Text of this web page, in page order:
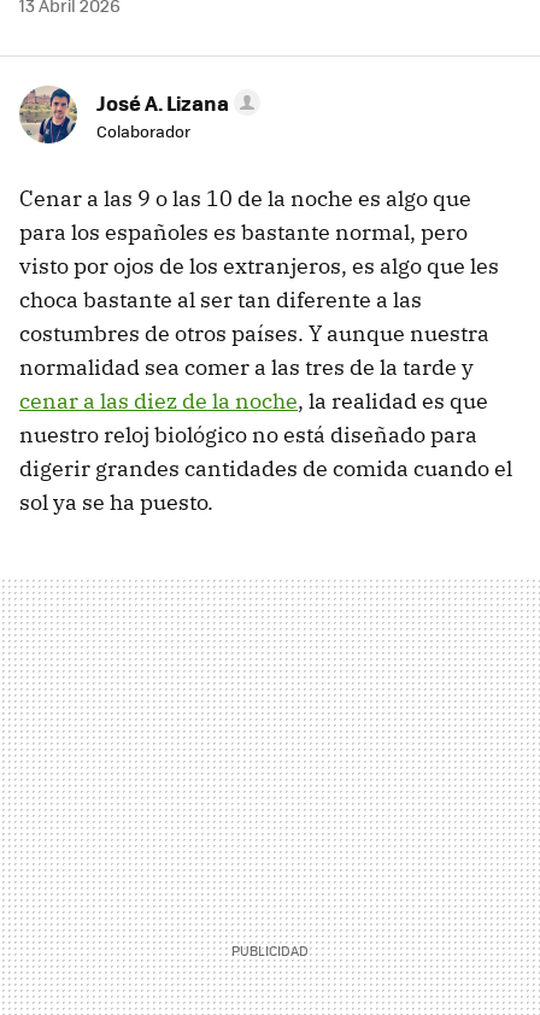
13 Abril 2026
José A. Lizana
Colaborador
Cenar a las 9 o las 10 de la noche es algo que
para los españoles es bastante normal, pero
visto por ojos de los extranjeros, es algo que les
choca bastante al ser tan diferente a las
costumbres de otros países. Y aunque nuestra
normalidad sea comer a las tres de la tarde y
cenar a las diez de la noche, la realidad es que
nuestro reloj biológico no está diseñado para
digerir grandes cantidades de comida cuando el
sol ya se ha puesto.